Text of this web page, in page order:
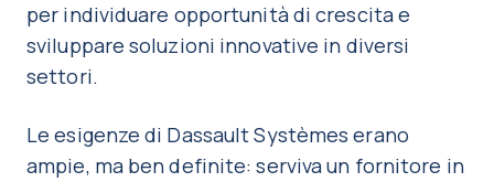
per individuare opportunità di crescita e
sviluppare soluzioni innovative in diversi
settori.
Le esigenze di Dassault Systèmes erano
ampie, ma ben definite: serviva un fornitore in